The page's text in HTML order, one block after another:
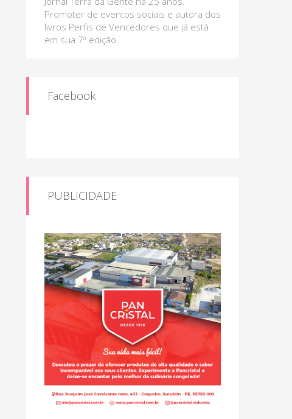
Promoter de eventos sociais e autora dos
livros Perfis de Vencedores que já está
em sua 7ª edição.
Facebook
PUBLICIDADE